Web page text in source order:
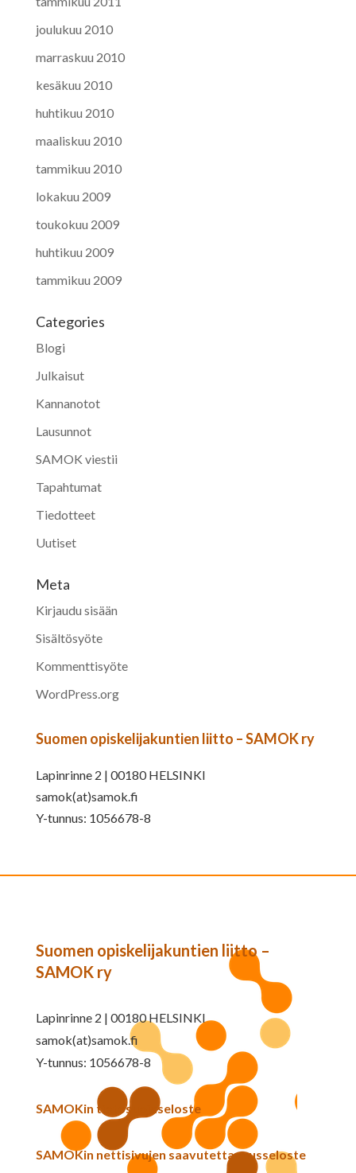
joulukuu 2010
marraskuu 2010
kesäkuu 2010
huhtikuu 2010
maaliskuu 2010
tammikuu 2010
lokakuu 2009
toukokuu 2009
huhtikuu 2009
tammikuu 2009
Categories
Blogi
Julkaisut
Kannanotot
Lausunnot
SAMOK viestii
Tapahtumat
Tiedotteet
Uutiset
Meta
Kirjaudu sisään
Sisältösyöte
Kommenttisyöte
WordPress.org
Suomen opiskelijakuntien liitto – SAMOK ry
Lapinrinne 2 | 00180 HELSINKI
samok(at)samok.fi
Y-tunnus: 1056678-8
Suomen opiskelijakuntien liitto –
SAMOK ry
Lapinrinne 2 | 00180 HELSINKI
samok(at)samok.fi
Y-tunnus: 1056678-8
SAMOKin tietosuojaseloste
SAMOKin nettisivujen saavutettavuusseloste